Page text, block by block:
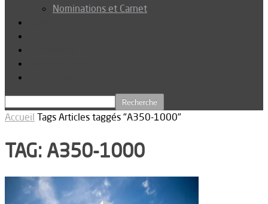
Nominations et Carnet
Accueil Tags Articles taggés "A350-1000"
TAG: A350-1000